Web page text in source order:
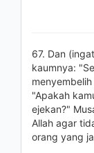
67. Dan
kaumnya:
"Apakah
ejekan?"
Allah agar
orang yang